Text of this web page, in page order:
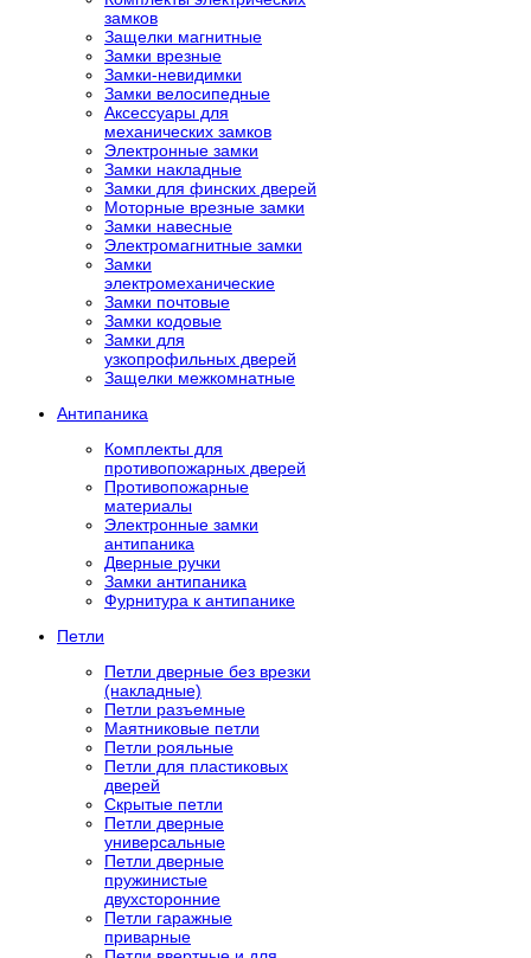
замков
Защелки магнитные
Замки врезные
Замки-невидимки
Замки велосипедные
Аксессуары для
механических замков
Электронные замки
Замки накладные
Замки для финских дверей
Моторные врезные замки
Замки навесные
Электромагнитные замки
Замки
электромеханические
Замки почтовые
Замки кодовые
Замки для
узкопрофильных дверей
Защелки межкомнатные
Антипаника
Комплекты для
противопожарных дверей
Противопожарные
материалы
Электронные замки
антипаника
Дверные ручки
Замки антипаника
Фурнитура к антипанике
Петли
Петли дверные без врезки
(накладные)
Петли разъемные
Маятниковые петли
Петли рояльные
Петли для пластиковых
дверей
Скрытые петли
Петли дверные
универсальные
Петли дверные
пружинистые
двухсторонние
Петли гаражные
приварные